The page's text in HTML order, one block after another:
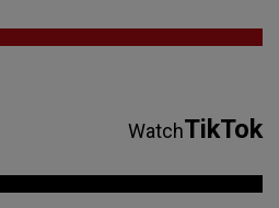
WatchTikTok